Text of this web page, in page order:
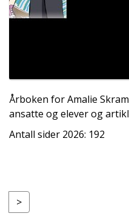
Årboken for Amalie
ansatte og elever og
Antall sider 2026: 192